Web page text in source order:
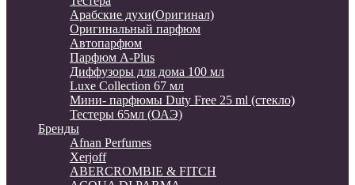
Арабские духи(Оригинал)
Оригинальный парфюм
Автопарфюм
Парфюм A-Plus
Диффузоры для дома 100 мл
Luxe Collection 67 мл
Мини- парфюмы Duty Free 25 ml (стекло)
Тестеры 65мл (ОАЭ)
Бренды
Afnan Perfumes
Xerjoff
ABERCROMBIE & FITCH